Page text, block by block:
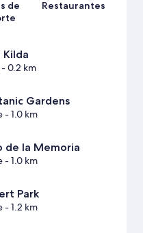
de
Restaurantes
Kilda
0.2 km
Gardens
- 1.0 km
de la Memoria
- 1.0 km
Park
- 1.2 km